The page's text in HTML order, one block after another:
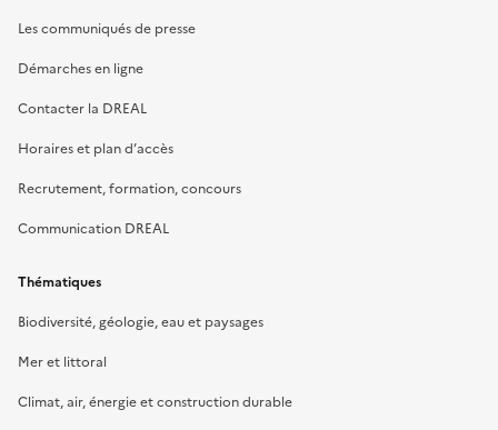
Les communiqués de presse
Démarches en ligne
Contacter la DREAL
Horaires et plan d’accès
Recrutement, formation, concours
Communication DREAL
Thématiques
Biodiversité, géologie, eau et paysages
Mer et littoral
Climat, air, énergie et construction durable